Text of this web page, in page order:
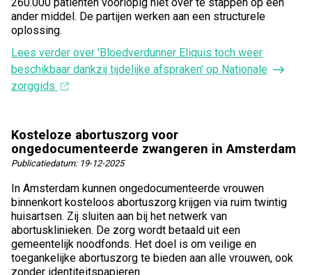
ander middel. De partijen werken aan een structurele
oplossing.
Lees verder over 'Bloedverdunner Eliquis toch weer
beschikbaar dankzij tijdelijke afspraken' op Nationale
zorggids
Kosteloze abortuszorg voor
ongedocumenteerde zwangeren in Amsterdam
Publicatiedatum: 19-12-2025
In Amsterdam kunnen ongedocumenteerde vrouwen
binnenkort kosteloos abortuszorg krijgen via ruim twintig
huisartsen. Zij sluiten aan bij het netwerk van
abortusklinieken. De zorg wordt betaald uit een
gemeentelijk noodfonds. Het doel is om veilige en
toegankelijke abortuszorg te bieden aan alle vrouwen, ook
zonder identiteitspapieren.